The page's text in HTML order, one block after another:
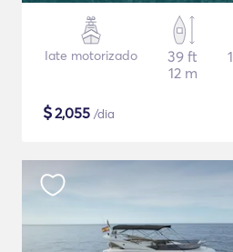
Iate motorizado
39 ft
12 m
$2,055 /dia